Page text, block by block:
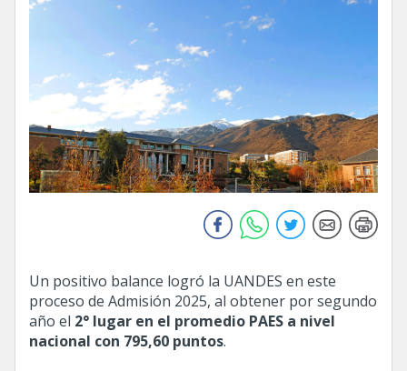
Un positivo balance logró la UANDES en este
proceso de Admisión 2025, al obtener por segundo
año el 2° lugar en el promedio PAES a nivel
nacional con 795,60 puntos.